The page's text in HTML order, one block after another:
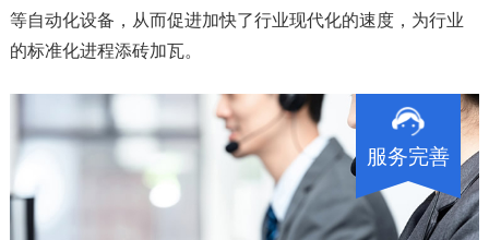
等自动化设备，从而促进加快了行业现代化的速度，为行业
的标准化进程添砖加瓦。
服务完善